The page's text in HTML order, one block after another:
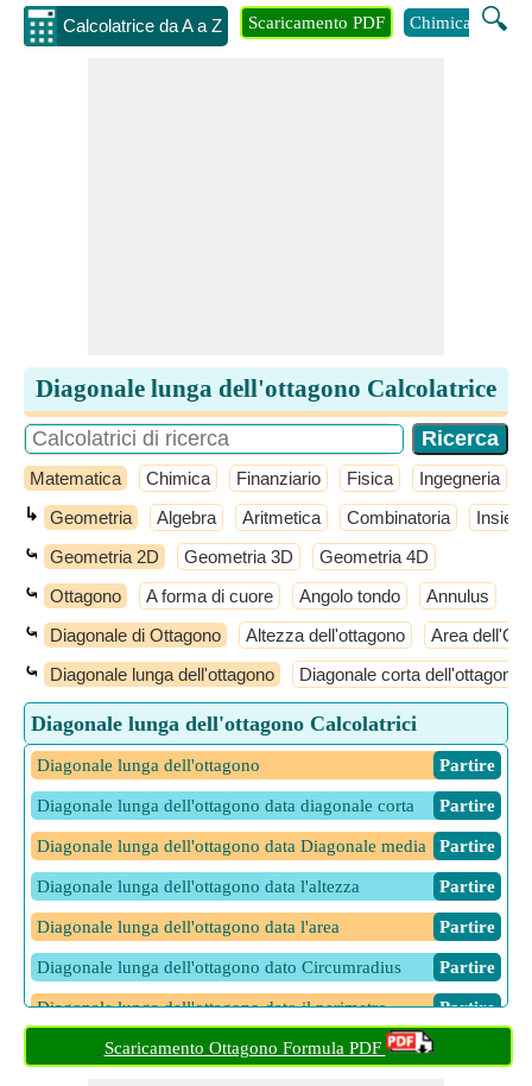
Calcolatrice da A a Z 🔍
Scaricamento PDF Chimica
Diagonale lunga dell'ottagono Calcolatrice
Matematica Chimica Finanziario Fisica Ingegneria
↳ Geometria Algebra Aritmetica Combinatoria
⤿ Geometria 2D Geometria 3D Geometria 4D
⤿ Ottagono A forma di cuore Angolo tondo Annulus
⤿ Diagonale di Ottagono Altezza dell'ottagono Area
⤿ Diagonale lunga dell'ottagono Diagonale corta dell'ottagono
Diagonale lunga dell'ottagono Calcolatrici
Diagonale lunga dell'ottagono ​ Partire
Diagonale lunga dell'ottagono data diagonale corta ​ Partire
Diagonale lunga dell'ottagono data Diagonale media ​ Partire
Diagonale lunga dell'ottagono data l'altezza ​ Partire
Diagonale lunga dell'ottagono data l'area ​ Partire
Diagonale lunga dell'ottagono dato Circumradius ​ Partire
Diagonale lunga dell'ottagono dato il perimetro ​ Partire
Diagonale lunga dell'ottagono dato Inradius
Scaricamento Ottagono Formula PDF